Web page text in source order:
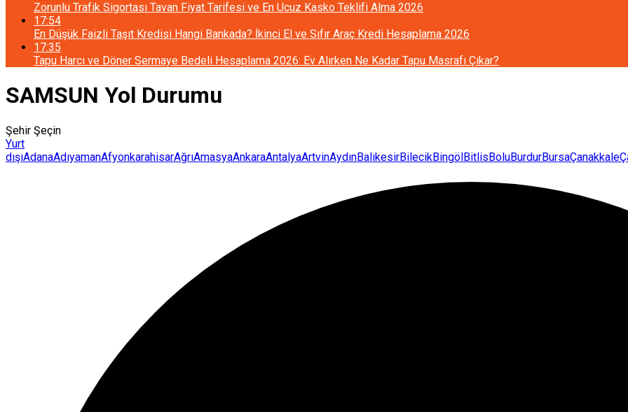
Zorunlu Trafik Sigortası Tavan Fiyat Tarifesi ve En Ucuz Kasko Teklifi Alma 2026
17:54
En Düşük Faizli Taşıt Kredisi Hangi Bankada? İkinci El ve Sıfır Araç Kredi Hesaplama 2026
17:35
Tapu Harcı ve Döner Sermaye Bedeli Hesaplama 2026: Ev Alırken Ne Kadar Tapu Masrafı Çıkar?
SAMSUN Yol Durumu
Şehir Şeçin
Yurt
dışıAdanaAdıyamanAfyonkarahisarAğrıAmasyaAnkaraAntalyaArtvinAydınBalıkesirBilecikBingölBitlisBoluBurdurBursaÇanakkale